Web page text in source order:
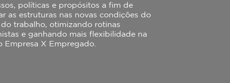
políticas e propósitos a fim de
as estruturas nas novas condições do
trabalho, otimizando rotinas
e ganhando mais flexibilidade na
Empresa X Empregado.